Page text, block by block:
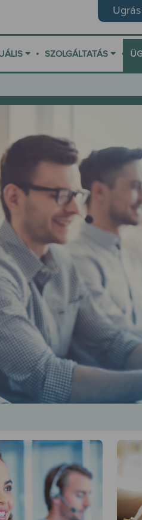
• SZOLGÁLTATÁS •